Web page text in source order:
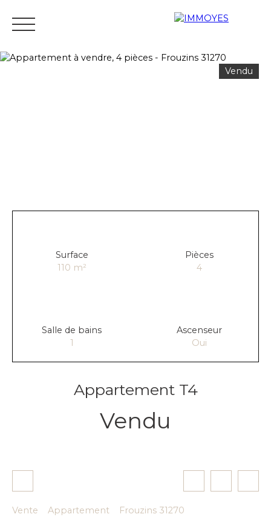
Vendu
Surface
110 m²
Pièces
4
Salle de bains
1
Ascenseur
Oui
Appartement T4
Vendu
Vente Appartement
Frouzins 31270